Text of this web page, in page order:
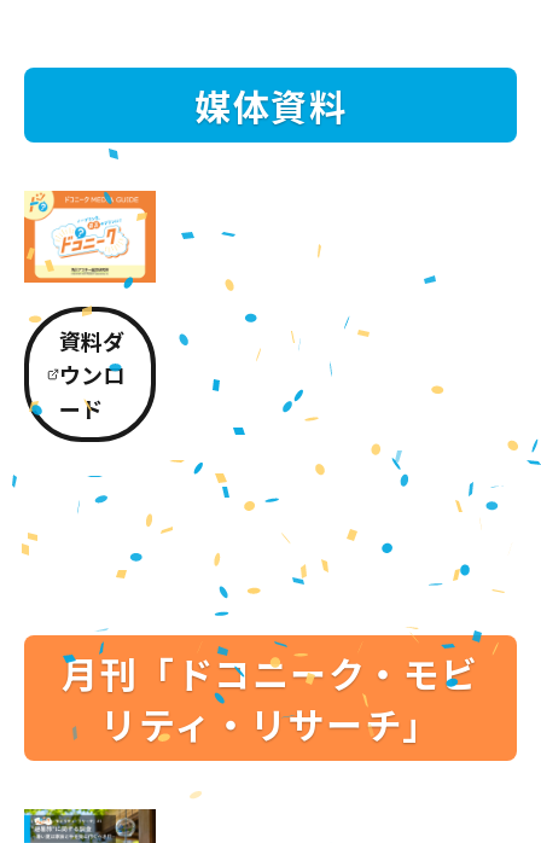
媒体資料
資料ダ
ウンロ
ード
月刊「ドコニーク・モビ
リティ・リサーチ」